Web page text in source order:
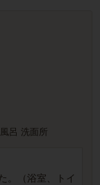
呂 洗面所
。（浴室、トイ